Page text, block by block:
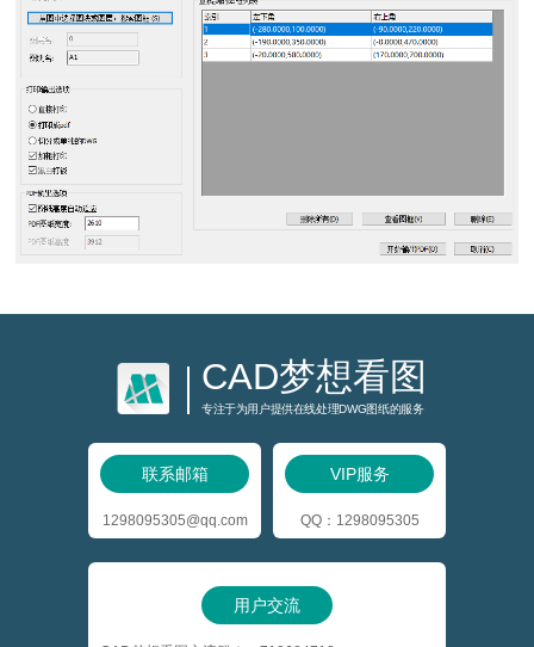
CAD梦想看图
专注于为用户提供在线处理DWG图纸的服务
联系邮箱
1298095305@qq.com
VIP服务
QQ：1298095305
用户交流